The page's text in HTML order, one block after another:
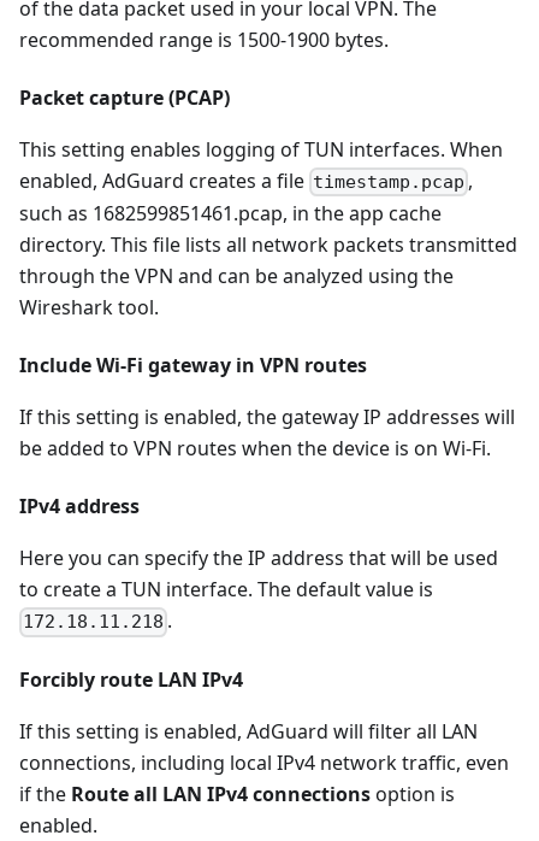
of the data packet used in your local VPN. The
recommended range is 1500-1900 bytes.
Packet capture (PCAP)
This setting enables logging of TUN interfaces. When
enabled, AdGuard creates a file timestamp.pcap ,
such as 1682599851461.pcap, in the app cache
directory. This file lists all network packets transmitted
through the VPN and can be analyzed using the
Wireshark tool.
Include Wi-Fi gateway in VPN routes
If this setting is enabled, the gateway IP addresses will
be added to VPN routes when the device is on Wi-Fi.
IPv4 address
Here you can specify the IP address that will be used
to create a TUN interface. The default value is
172.18.11.218 .
Forcibly route LAN IPv4
If this setting is enabled, AdGuard will filter all LAN
connections, including local IPv4 network traffic, even
if the Route all LAN IPv4 connectionsoption is
enabled.